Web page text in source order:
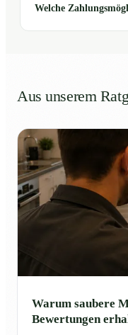
Welche
Aus unserem
Warum saubere
Bewertungen